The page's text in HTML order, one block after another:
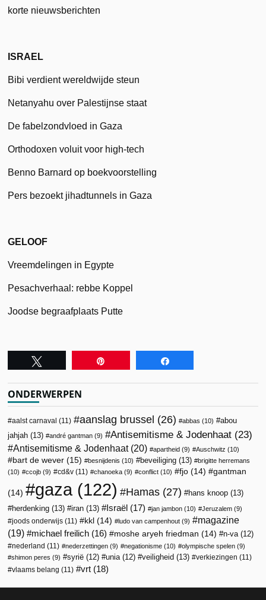
korte nieuwsberichten
ISRAEL
Bibi verdient wereldwijde steun
Netanyahu over Palestijnse staat
De fabelzondvloed in Gaza
Orthodoxen voluit voor high-tech
Benno Barnard op boekvoorstelling
Pers bezoekt jihadtunnels in Gaza
GELOOF
Vreemdelingen in Egypte
Pesachverhaal: rebbe Koppel
Joodse begraafplaats Putte
ONDERWERPEN
aalst carnaval (11) aanslag brussel (26) abbas (10)
abou
jahjah (13) andré gantman (9) Antisemitisme & Jodenhaat (23)
Antisemitisme & Jodenhaat(20) apartheid (9) Auschwitz (10)
bart de wever (15) besnijdenis (10) beveiliging (13)
brigitte herremans
(10)
ccojb (9) cd&v (11) chanoeka (9) conflict (10) fjo (14) gantman
(14) gaza (122) Hamas (27) hans knoop (13)
herdenking (13) iran (13) Israël (17) jan jambon (10) Jeruzalem (9)
joods onderwijs (11) kkl (14) ludo van campenhout (9)
magazine
(19)
michael freilich (16) moshe aryeh friedman (14) n-va (12)
nederland (11) nederzettingen (9) negationisme (10) olympische spelen (9)
shimon peres (9) syrië (12) unia (12) veiligheid (13) verkiezingen (11)
vlaams belang (11) vrt (18)